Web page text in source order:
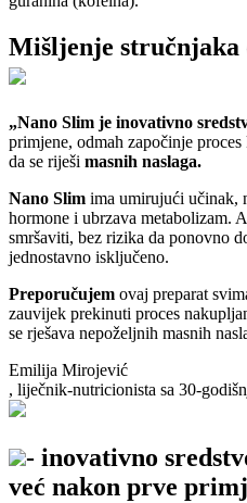
Mišljenje stručnjaka
„Nano Slim je inovativno
primjene, odmah započinje
da se riješi masnih naslaga.
Nano Slim ima umirujući učinak,
hormone i ubrzava metabolizam.
smršaviti, bez rizika da ponovno
jednostavno isključeno.
Preporučujem ovaj preparat
zauvijek prekinuti proces
se rješava nepoželjnih masnih
Emilija Mirojević
, liječnik-nutricionista sa 30-
- inovativno
već nakon prve